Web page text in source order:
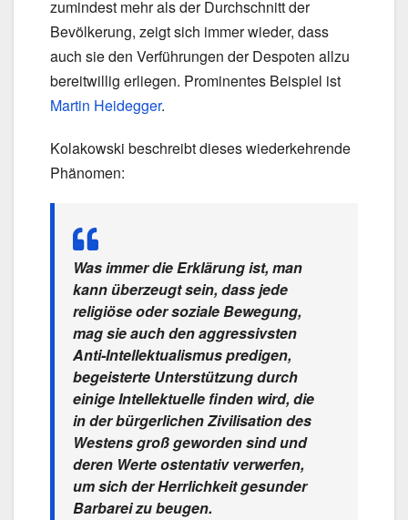
zumindest mehr als der Durchschnitt der
Bevölkerung, zeigt sich immer wieder, dass
auch sie den Verführungen der Despoten allzu
bereitwillig erliegen. Prominentes Beispiel ist
Martin Heidegger.
Kolakowski beschreibt dieses wiederkehrende
Phänomen:
Was immer die Erklärung ist, man
kann überzeugt sein, dass jede
religiöse oder soziale Bewegung,
mag sie auch den aggressivsten
Anti-Intellektualismus predigen,
begeisterte Unterstützung durch
einige Intellektuelle finden wird, die
in der bürgerlichen Zivilisation des
Westens groß geworden sind und
deren Werte ostentativ verwerfen,
um sich der Herrlichkeit gesunder
Barbarei zu beugen.